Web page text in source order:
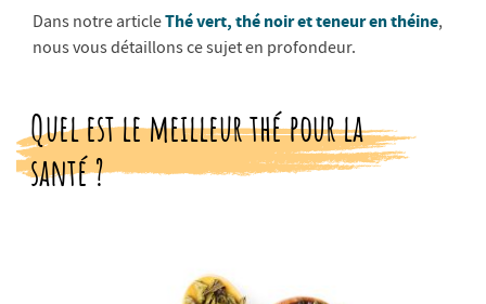
Dans notre articleThé vert, thé noir et teneur en théine,
nous vous détaillons ce sujet en profondeur.
Quel est le meilleur thé pour la
santé ?